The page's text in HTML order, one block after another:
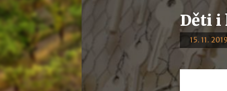
Děti i
15. 11.